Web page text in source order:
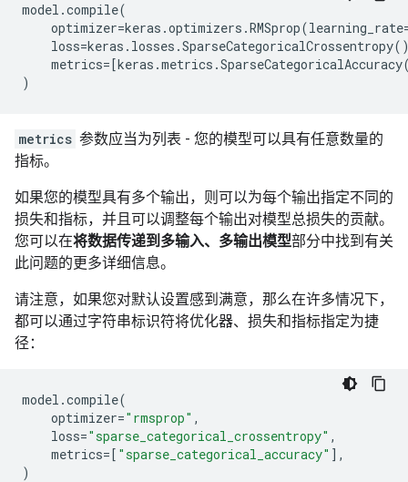
model .compile(
optimizer=keras .optimizers .RMSprop(learning_rate
loss=keras . losses .SparseCategoricalCrossentropy
metrics=[keras .metrics .SparseCategoricalAccuracy
)
metrics 参数应当为列表 - 您的模型可以具有任意数量的
指标。
如果您的模型具有多个输出，则可以为每个输出指定不同的
损失和指标，并且可以调整每个输出对模型总损失的贡献。
您可以在将数据传递到多输入、多输出模型部分中找到有关
此问题的更多详细信息。
请注意，如果您对默认设置感到满意，那么在许多情况下，
都可以通过字符串标识符将优化器、损失和指标指定为捷
径：
model .compile(
optimizer="rmsprop" ,
loss="sparse_categorical_crossentropy" ,
metrics=[ "sparse_categorical_accuracy" ],
)